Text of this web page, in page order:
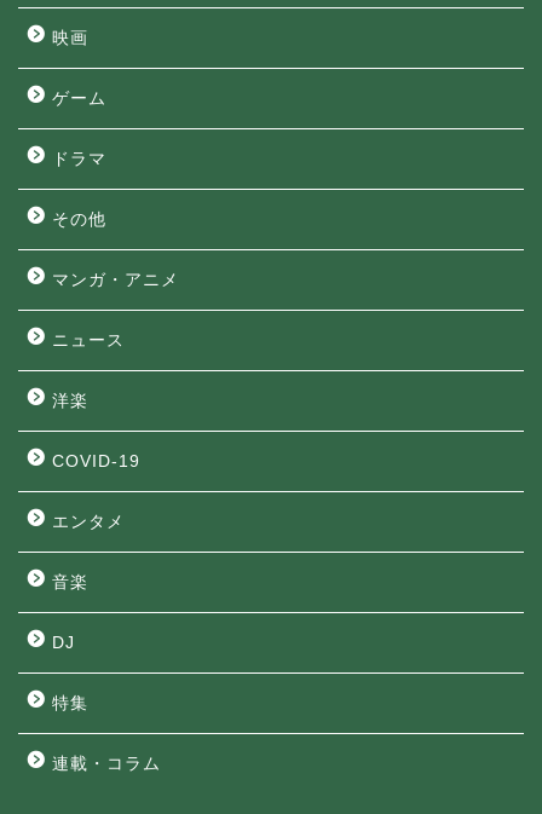
映画
ゲーム
ドラマ
その他
マンガ・アニメ
ニュース
洋楽
COVID-19
エンタメ
音楽
DJ
特集
連載・コラム